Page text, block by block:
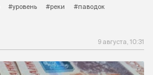
#уровень #реки
#паводок
9 августа, 10:31